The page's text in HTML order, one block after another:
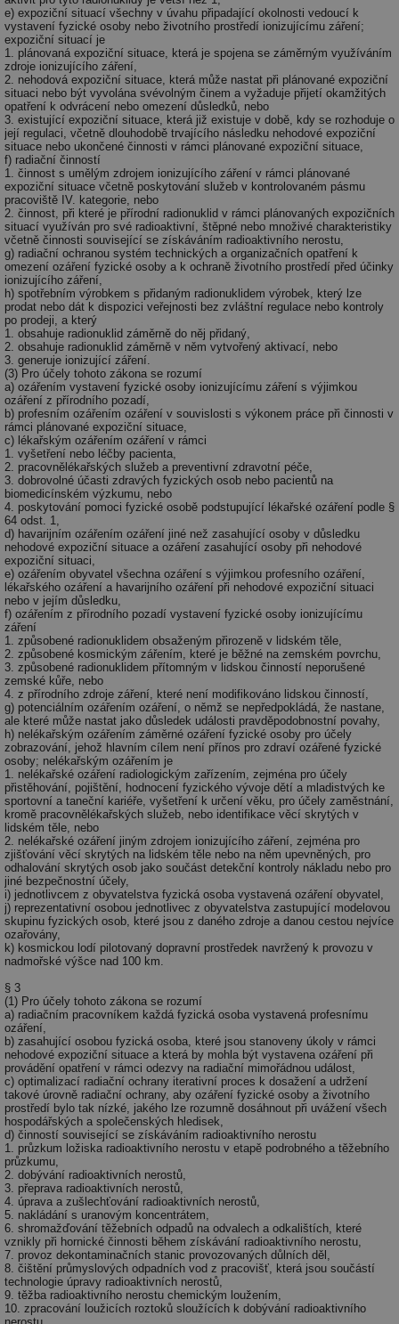
e) expoziční situací všechny v úvahu připadající okolnosti vedoucí k
vystavení fyzické osoby nebo životního prostředí ionizujícímu záření;
expoziční situací je
1. plánovaná expoziční situace, která je spojena se záměrným využíváním
zdroje ionizujícího záření,
2. nehodová expoziční situace, která může nastat při plánované expoziční
situaci nebo být vyvolána svévolným činem a vyžaduje přijetí okamžitých
opatření k odvrácení nebo omezení důsledků, nebo
3. existující expoziční situace, která již existuje v době, kdy se rozhoduje o
její regulaci, včetně dlouhodobě trvajícího následku nehodové expoziční
situace nebo ukončené činnosti v rámci plánované expoziční situace,
f) radiační činností
1. činnost s umělým zdrojem ionizujícího záření v rámci plánované
expoziční situace včetně poskytování služeb v kontrolovaném pásmu
pracoviště IV. kategorie, nebo
2. činnost, při které je přírodní radionuklid v rámci plánovaných expozičních
situací využíván pro své radioaktivní, štěpné nebo množivé charakteristiky
včetně činnosti související se získáváním radioaktivního nerostu,
g) radiační ochranou systém technických a organizačních opatření k
omezení ozáření fyzické osoby a k ochraně životního prostředí před účinky
ionizujícího záření,
h) spotřebním výrobkem s přidaným radionuklidem výrobek, který lze
prodat nebo dát k dispozici veřejnosti bez zvláštní regulace nebo kontroly
po prodeji, a který
1. obsahuje radionuklid záměrně do něj přidaný,
2. obsahuje radionuklid záměrně v něm vytvořený aktivací, nebo
3. generuje ionizující záření.
(3) Pro účely tohoto zákona se rozumí
a) ozářením vystavení fyzické osoby ionizujícímu záření s výjimkou
ozáření z přírodního pozadí,
b) profesním ozářením ozáření v souvislosti s výkonem práce při činnosti v
rámci plánované expoziční situace,
c) lékařským ozářením ozáření v rámci
1. vyšetření nebo léčby pacienta,
2. pracovnělékařských služeb a preventivní zdravotní péče,
3. dobrovolné účasti zdravých fyzických osob nebo pacientů na
biomedicínském výzkumu, nebo
4. poskytování pomoci fyzické osobě podstupující lékařské ozáření podle §
64 odst. 1,
d) havarijním ozářením ozáření jiné než zasahující osoby v důsledku
nehodové expoziční situace a ozáření zasahující osoby při nehodové
expoziční situaci,
e) ozářením obyvatel všechna ozáření s výjimkou profesního ozáření,
lékařského ozáření a havarijního ozáření při nehodové expoziční situaci
nebo v jejím důsledku,
f) ozářením z přírodního pozadí vystavení fyzické osoby ionizujícímu
záření
1. způsobené radionuklidem obsaženým přirozeně v lidském těle,
2. způsobené kosmickým zářením, které je běžné na zemském povrchu,
3. způsobené radionuklidem přítomným v lidskou činností neporušené
zemské kůře, nebo
4. z přírodního zdroje záření, které není modifikováno lidskou činností,
g) potenciálním ozářením ozáření, o němž se nepředpokládá, že nastane,
ale které může nastat jako důsledek události pravděpodobnostní povahy,
h) nelékařským ozářením záměrné ozáření fyzické osoby pro účely
zobrazování, jehož hlavním cílem není přínos pro zdraví ozářené fyzické
osoby; nelékařským ozářením je
1. nelékařské ozáření radiologickým zařízením, zejména pro účely
přistěhování, pojištění, hodnocení fyzického vývoje dětí a mladistvých ke
sportovní a taneční kariéře, vyšetření k určení věku, pro účely zaměstnání,
kromě pracovnělékařských služeb, nebo identifikace věcí skrytých v
lidském těle, nebo
2. nelékařské ozáření jiným zdrojem ionizujícího záření, zejména pro
zjišťování věcí skrytých na lidském těle nebo na něm upevněných, pro
odhalování skrytých osob jako součást detekční kontroly nákladu nebo pro
jiné bezpečnostní účely,
i) jednotlivcem z obyvatelstva fyzická osoba vystavená ozáření obyvatel,
j) reprezentativní osobou jednotlivec z obyvatelstva zastupující modelovou
skupinu fyzických osob, které jsou z daného zdroje a danou cestou nejvíce
ozařovány,
k) kosmickou lodí pilotovaný dopravní prostředek navržený k provozu v
nadmořské výšce nad 100 km.
§ 3
(1) Pro účely tohoto zákona se rozumí
a) radiačním pracovníkem každá fyzická osoba vystavená profesnímu
ozáření,
b) zasahující osobou fyzická osoba, které jsou stanoveny úkoly v rámci
nehodové expoziční situace a která by mohla být vystavena ozáření při
provádění opatření v rámci odezvy na radiační mimořádnou událost,
c) optimalizací radiační ochrany iterativní proces k dosažení a udržení
takové úrovně radiační ochrany, aby ozáření fyzické osoby a životního
prostředí bylo tak nízké, jakého lze rozumně dosáhnout při uvážení všech
hospodářských a společenských hledisek,
d) činností související se získáváním radioaktivního nerostu
1. průzkum ložiska radioaktivního nerostu v etapě podrobného a těžebního
průzkumu,
2. dobývání radioaktivních nerostů,
3. přeprava radioaktivních nerostů,
4. úprava a zušlechťování radioaktivních nerostů,
5. nakládání s uranovým koncentrátem,
6. shromažďování těžebních odpadů na odvalech a odkalištích, které
vznikly při hornické činnosti během získávání radioaktivního nerostu,
7. provoz dekontaminačních stanic provozovaných důlních děl,
8. čištění průmyslových odpadních vod z pracovišť, která jsou součástí
technologie úpravy radioaktivních nerostů,
9. těžba radioaktivního nerostu chemickým loužením,
10. zpracování loužicích roztoků sloužících k dobývání radioaktivního